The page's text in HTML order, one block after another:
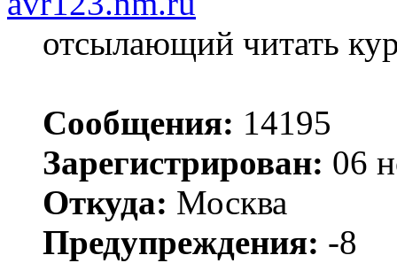
отсылающий читать
Сообщения: 14195
Зарегистрирован: 06
Откуда: Москва
Предупреждения: -8